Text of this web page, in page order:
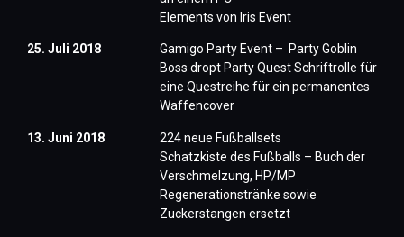
Elements von Iris Event
25. Juli 2018
Gamigo Party Event – ​ Party Goblin
Boss dropt Party Quest Schriftrolle für
eine Questreihe für ein permanentes
Waffencover
13. Juni 2018
224 neue Fußballsets
Schatzkiste des Fußballs – Buch der
Verschmelzung, HP/MP
Regenerationstränke sowie
Zuckerstangen ersetzt